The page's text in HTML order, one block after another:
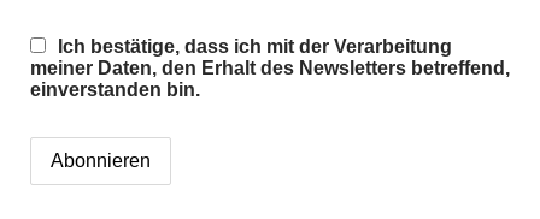
Ich bestätige, dass ich mit der Verarbeitung
meiner Daten, den Erhalt des Newsletters betreffend,
einverstanden bin.